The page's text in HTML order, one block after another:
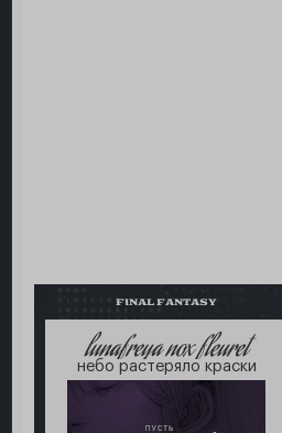
FINAL FANTASY
lunafreya nox fleuret
небо растеряло краски